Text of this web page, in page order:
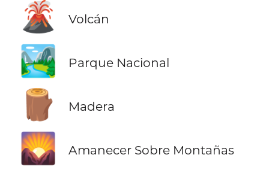
🌋 Volcán
🏞️ Parque Nacional
🪵 Madera
🌄 Amanecer Sobre Montañas